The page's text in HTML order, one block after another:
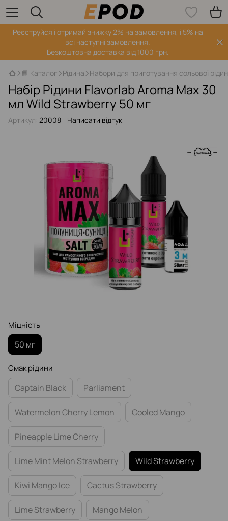
Реєструйся і отримай знижку 2% на замовлення, і 5% на
всі наступні замовлення.
Безкоштовна доставка від 1000 грн.
📙 Каталог Рідина Набори для приготування сольової
Набір Рідини Flavorlab Aroma Max 30
мл Wild Strawberry 50 мг
Артикул: 20008 Написати відгук
Міцність
50 мг
Смак рідини
Captain Black Parliament
Watermelon Cherry Lemon Cooled Mango
Pineapple Lime Cherry
Lime Mint Melon Strawberry Wild Strawberry
Kiwi Mango Ice Cactus Strawberry
Lime Strawberry Mango Melon